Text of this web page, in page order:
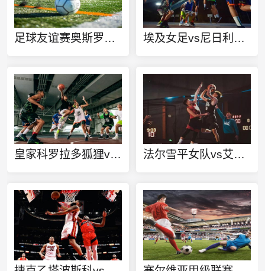
足球友谊赛奥斯罗维克vs波拉尼在线观看 埃及女足vs尼日利亚女足直播
皇家科罗拉多狐狸vs竞技联直播 法尔雪平女队vs艾林格萨斯女足直播